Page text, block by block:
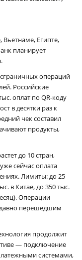
Вьетнаме, Египте,
планирует
операций
Российские
оплат по QR-коду
в десятки раз к
чек составил
продукты,
до 10 стран,
сейчас оплата
Лимиты: до 25
в Китае, до 350 тыс.
Операции
перешедшим
продолжит
— подключение
системами,